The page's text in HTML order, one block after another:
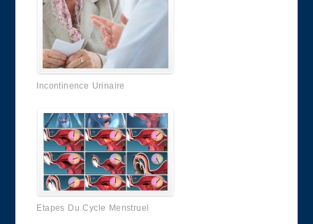
Incontinence Urinaire
Etapes Du Cycle Menstruel